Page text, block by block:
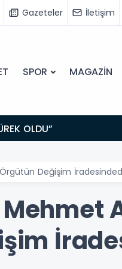
Gazeteler İletişim
SPOR MAGAZİN
OLDU”
Değişim
Mehmet